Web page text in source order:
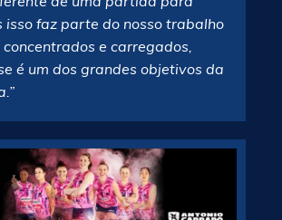
isso faz parte do nosso trabalho
e carregados,
é um dos grandes objetivos da